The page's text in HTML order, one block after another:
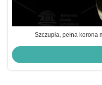
Szczupła, pełna korona